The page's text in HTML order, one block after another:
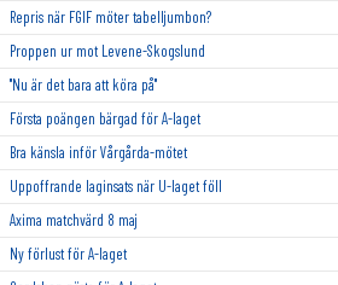
Repris när FGIF möter tabelljumbon?
Proppen ur mot Levene-Skogslund
"Nu är det bara att köra på"
Första poängen bärgad för A-laget
Bra känsla inför Vårgårda-mötet
Uppoffrande laginsats när U-laget föll
Axima matchvärd 8 maj
Ny förlust för A-laget